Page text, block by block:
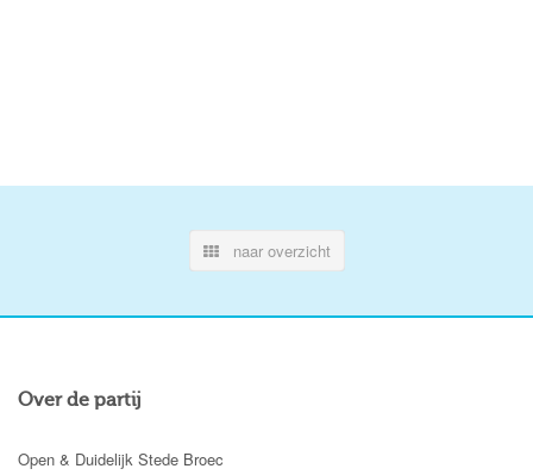
naar overzicht
Over de partij
Open & Duidelijk Stede Broec